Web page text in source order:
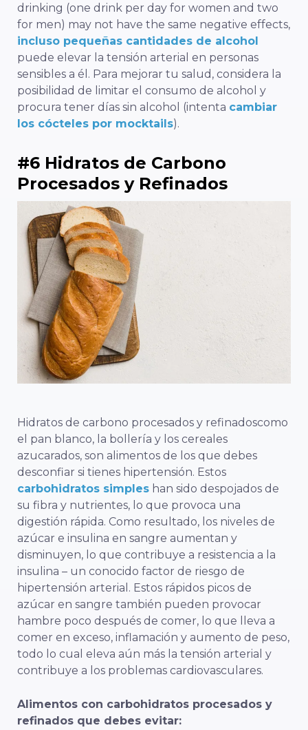
drinking (one drink per day for women and two
for men) may not have the same negative effects,
incluso pequeñas cantidades de alcohol
puede elevar la tensión arterial en personas
sensibles a él. Para mejorar tu salud, considera la
posibilidad de limitar el consumo de alcohol y
procura tener días sin alcohol (intenta cambiar
los cócteles por mocktails).
#6 Hidratos de Carbono
Procesados y Refinados
Hidratos de carbono procesados y refinadoscomo
el pan blanco, la bollería y los cereales
azucarados, son alimentos de los que debes
desconfiar si tienes hipertensión. Estos
carbohidratos simples han sido despojados de
su fibra y nutrientes, lo que provoca una
digestión rápida. Como resultado, los niveles de
azúcar e insulina en sangre aumentan y
disminuyen, lo que contribuye a resistencia a la
insulina – un conocido factor de riesgo de
hipertensión arterial. Estos rápidos picos de
azúcar en sangre también pueden provocar
hambre poco después de comer, lo que lleva a
comer en exceso, inflamación y aumento de peso,
todo lo cual eleva aún más la tensión arterial y
contribuye a los problemas cardiovasculares.
Alimentos con carbohidratos procesados y
refinados que debes evitar: